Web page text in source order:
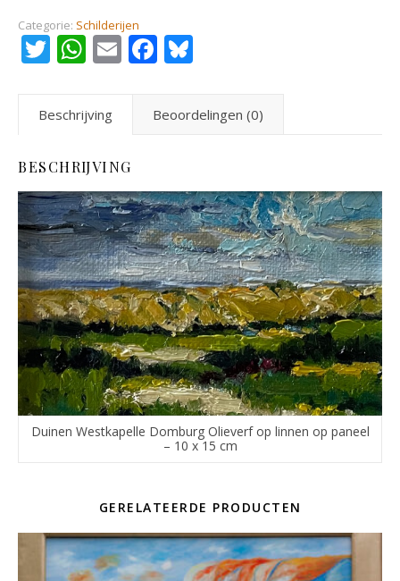
Categorie: Schilderijen
Twitter
WhatsApp
EmailFacebook
Beschrijving Beoordelingen (0)
BESCHRIJVING
Duinen Westkapelle Domburg Olieverf op linnen op paneel
– 10 x 15 cm
GERELATEERDE PRODUCTEN